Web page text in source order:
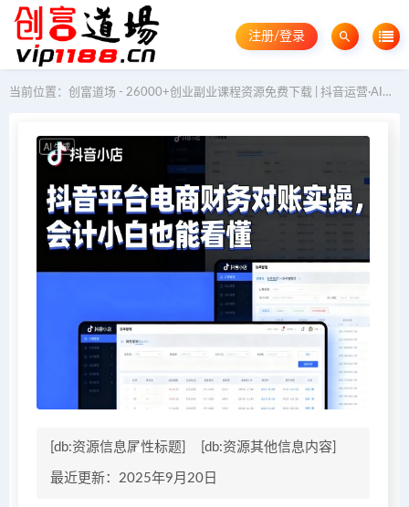
注册/登录
当前位置： 创富道场 - 26000+创业副业课程资源免费下载 | 抖音运营·AI教程·GEO优化
[db:资源信息属性标题] [db:资源其他信息内容]
最近更新：2025年9月20日